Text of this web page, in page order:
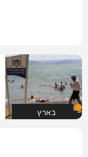
בארץ